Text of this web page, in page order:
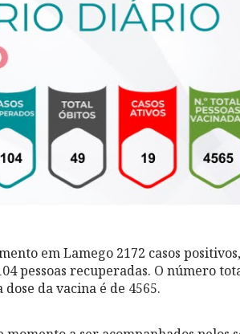
em Lamego 2172 casos
pessoas recuperadas. O número
da vacina é de 4565.